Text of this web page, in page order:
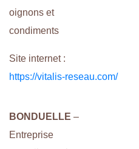
oignons et
condiments
Site internet :
https://vitalis-reseau.com/
BONDUELLE –
Entreprise